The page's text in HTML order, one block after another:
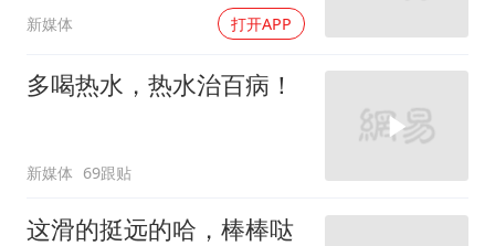
新媒体 打开APP
多喝热水，热水治百病！
新媒体 69跟贴
这滑的挺远的哈，棒棒哒